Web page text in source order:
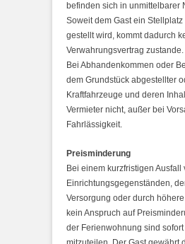
befinden sich in unmittelbarer
Soweit dem Gast ein Stellplatz
gestellt wird, kommt dadurch
Verwahrungsvertrag zustande.
Bei Abhandenkommen oder
dem Grundstück abgestellter
Kraftfahrzeuge und deren
Vermieter nicht, außer bei
Fahrlässigkeit.
Preisminderung
Bei einem kurzfristigen Ausfall
Einrichtungsgegenständen,
Versorgung oder durch
kein Anspruch auf
der Ferienwohnung sind